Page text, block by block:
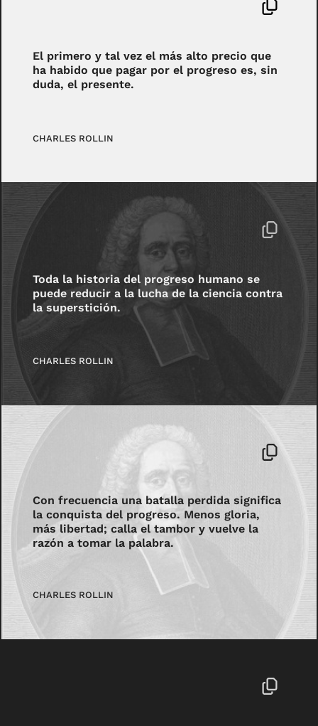
El primero y tal vez el más alto precio que
ha habido que pagar por el progreso es, sin
duda, el presente.
CHARLES ROLLIN
Toda la historia del progreso humano se
puede reducir a la lucha de la ciencia contra
la superstición.
CHARLES ROLLIN
Con frecuencia una batalla perdida significa
la conquista del progreso. Menos gloria,
más libertad; calla el tambor y vuelve la
razón a tomar la palabra.
CHARLES ROLLIN